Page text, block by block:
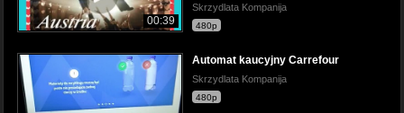
00:39
Skrzydlata Kompanija
480p
Automat kaucyjny Carrefour
Skrzydlata Kompanija
480p